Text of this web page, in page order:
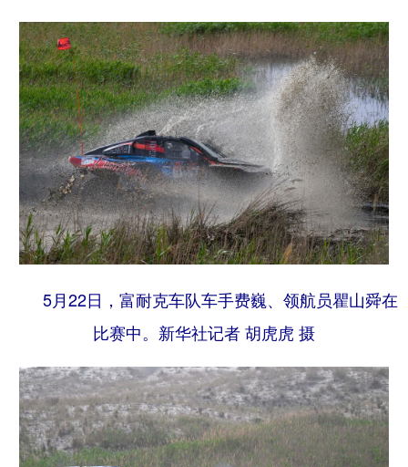
5月22日，富耐克车队车手费巍、领航员瞿山舜在
比赛中。 新华社记者 胡虎虎 摄